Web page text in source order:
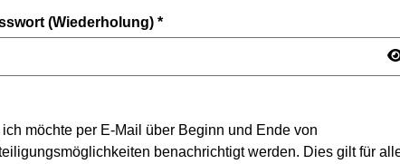
(Wiederholung) *
ich möchte per E-Mail über Beginn und Ende von
benachrichtigt werden. Dies gilt für